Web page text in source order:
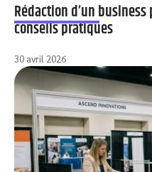
Rédaction d’un
conseils pratiques
30 avril 2026